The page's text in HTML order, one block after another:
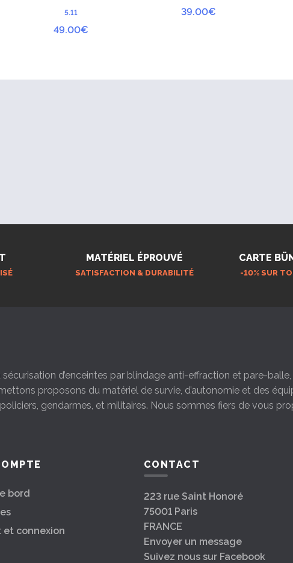
5.11
49.00€
39.00€
MATÉRIEL ÉPROUVÉ
SATISFACTION & DURABILITÉ
CARTE
-10% SUR
sécurisation d’enceintes par blindage anti-effraction et pare-
proposons du matériel de survie, d’autonomie et des
gendarmes, et militaires. Nous sommes fiers de vous
bord
et connexion
CONTACT
223 rue Saint Honoré
75001 Paris
FRANCE
Envoyer un message
Suivez nous sur Facebook